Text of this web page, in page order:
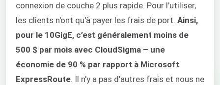
connexion de couche 2 plus rapide. Pour l'utiliser,
les clients n'ont qu'à payer les frais de port. Ainsi,
pour le 10GigE, c’est généralement moins de
500 $ par mois avec CloudSigma – une
économie de 90 % par rapport à Microsoft
ExpressRoute. Il n'y a pas d'autres frais et nous ne